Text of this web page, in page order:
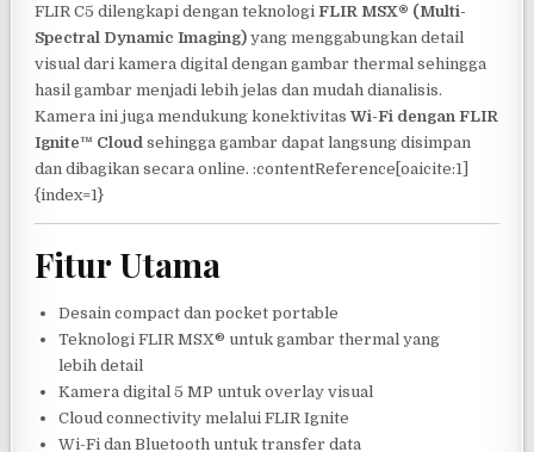
FLIR C5 dilengkapi dengan teknologiFLIR MSX® (Multi-
Spectral Dynamic Imaging) yang menggabungkan detail
visual dari kamera digital dengan gambar thermal sehingga
hasil gambar menjadi lebih jelas dan mudah dianalisis.
Kamera ini juga mendukung konektivitasWi-Fi dengan FLIR
Ignite™ Cloud sehingga gambar dapat langsung disimpan
dan dibagikan secara online. :contentReference[oaicite:1]
{index=1}
Fitur Utama
Desain compact dan pocket portable
Teknologi FLIR MSX® untuk gambar thermal yang
lebih detail
Kamera digital 5 MP untuk overlay visual
Cloud connectivity melalui FLIR Ignite
Wi-Fi dan Bluetooth untuk transfer data